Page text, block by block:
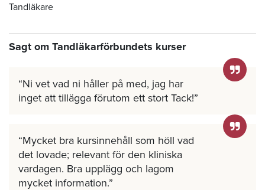
Tandläkare
Sagt om Tandläkarförbundets kurser
Ni vet vad ni håller på med, jag har
inget att tillägga förutom ett stort Tack!
Mycket bra kursinnehåll som höll vad
det lovade; relevant för den kliniska
vardagen. Bra upplägg och lagom
mycket information.